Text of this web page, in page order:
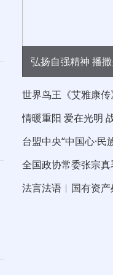
弘扬自强精神 播
开展全国助
世界鸟王《艾雅康
情暖重阳 爱在光明
度重阳节
台盟中央“中国心·
年”大江论坛在京举
全国政协常委张宗
80 周年 以伟大的抗
法言法语︱国有资